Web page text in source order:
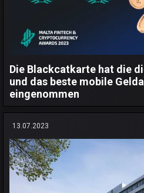
Die Blackcatkarte hat die
und das beste mobile
eingenommen
13.07.2023